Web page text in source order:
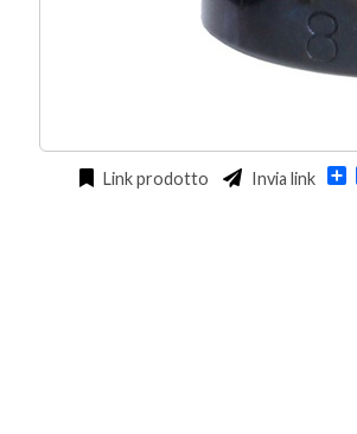
Link prodotto Invia link